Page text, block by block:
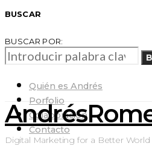
BUSCAR
BUSCAR POR:
Quién es Andrés
Porfolio
Colaboración
Contacto
Digital Marketing for a Better World